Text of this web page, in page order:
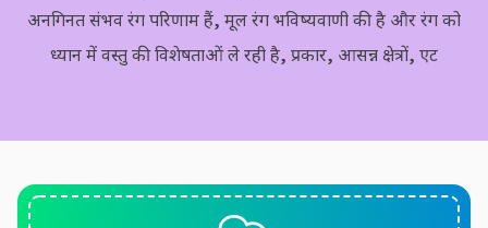
अनगिनत संभव रंग परिणाम हैं, मूल रंग भविष्यवाणी की है और रंग को
ध्यान में वस्तु की विशेषताओं ले रही है, प्रकार, आसन्न क्षेत्रों, एट